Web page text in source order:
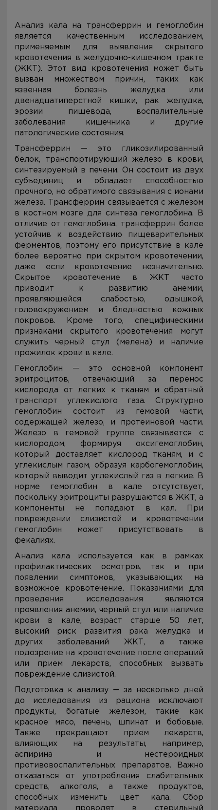
Анализ кала на трансферрин и гемоглобин
является качественным исследованием,
применяемым для выявления скрытого
кровотечения в желудочно-кишечном тракте
(ЖКТ). Этот вид кровотечения может быть
вызван множеством причин, таких как
язвенная болезнь желудка или
двенадцатиперстной кишки, рак желудка,
эрозии пищевода, воспалительные
заболевания кишечника и другие
патологические состояния.
Трансферрин — это гликозилированный
белок, транспортирующий железо в крови,
синтезируемый в печени. Он состоит из двух
субъединиц и обладает способностью
прочного, но обратимого связывания с ионами
железа. Трансферрин связывается с железом
в костном мозге для синтеза гемоглобина. В
отличие от гемоглобина, трансферрин более
устойчив к воздействию пищеварительных
ферментов, поэтому его присутствие в кале
более вероятно при скрытом кровотечении,
даже если кровотечение незначительно.
Скрытое кровотечение в ЖКТ часто
приводит к развитию анемии,
проявляющейся слабостью, одышкой,
головокружением и бледностью кожных
покровов. Кроме того, специфическими
признаками скрытого кровотечения могут
служить черный стул (мелена) и наличие
прожилок крови в кале.
Гемоглобин — это основной компонент
эритроцитов, отвечающий за перенос
кислорода от легких к тканям и обратный
транспорт углекислого газа. Структурно
гемоглобин состоит из гемовой части,
содержащей железо, и протеиновой части.
Железо в гемовой группе связывается с
кислородом, формируя оксигемоглобин,
который доставляет кислород тканям, и с
углекислым газом, образуя карбогемоглобин,
который выводит углекислый газ в легкие. В
норме гемоглобин в кале отсутствует,
поскольку эритроциты разрушаются в ЖКТ, а
компоненты не попадают в кал. При
повреждении слизистой и кровотечении
гемоглобин может присутствовать в
фекалиях.
Анализ кала используется как в рамках
профилактических осмотров, так и при
появлении симптомов, указывающих на
возможное кровотечение. Показаниями для
проведения исследования являются
проявления анемии, черный стул или наличие
крови в кале, возраст старше 50 лет,
высокий риск развития рака желудка и
других заболеваний ЖКТ, а также
подозрение на кровотечение после операций
или прием лекарств, способных вызвать
повреждение слизистой.
Подготовка к анализу — за несколько дней
до исследования из рациона исключают
продукты, богатые железом, такие как
красное мясо, печень, шпинат и бобовые.
Также прекращают прием лекарств,
влияющих на результаты, например,
аспирина и нестероидных
противовоспалительных препаратов. Важно
отказаться от употребления слабительных
средств, алкоголя, а также продуктов,
способных изменить цвет кала. Сбор
материала проводят в стерильный